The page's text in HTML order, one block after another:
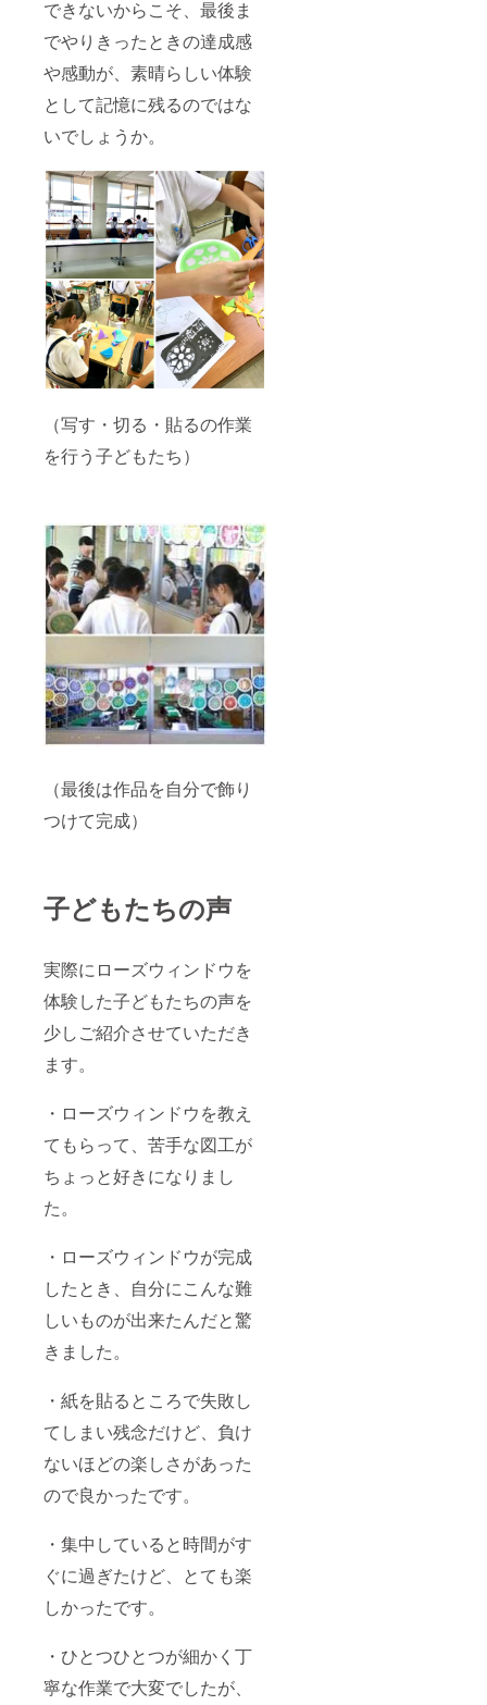
できないからこそ、最後ま
でやりきったときの達成感
や感動が、素晴らしい体験
として記憶に残るのではな
いでしょうか。
（写す・切る・貼るの作業
を行う子どもたち）
（最後は作品を自分で飾り
つけて完成）
子どもたちの声
実際にローズウィンドウを
体験した子どもたちの声を
少しご紹介させていただき
ます。
・ローズウィンドウを教え
てもらって、苦手な図工が
ちょっと好きになりまし
た。
・ローズウィンドウが完成
したとき、自分にこんな難
しいものが出来たんだと驚
きました。
・紙を貼るところで失敗し
てしまい残念だけど、負け
ないほどの楽しさがあった
ので良かったです。
・集中していると時間がす
ぐに過ぎたけど、とても楽
しかったです。
・ひとつひとつが細かく丁
寧な作業で大変でしたが、